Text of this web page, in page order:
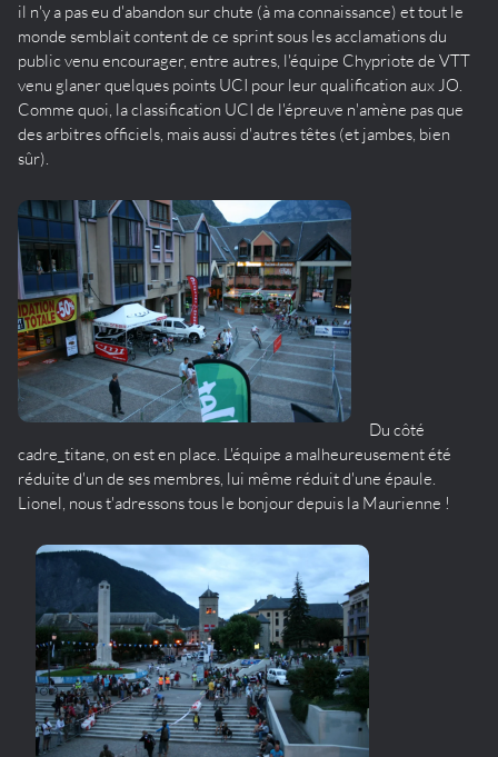
il n'y a pas eu d'abandon sur chute (à ma connaissance) et tout le
monde semblait content de ce sprint sous les acclamations du
public venu encourager, entre autres, l'équipe Chypriote de VTT
venu glaner quelques points UCI pour leur qualification aux JO.
Comme quoi, la classification UCI de l'épreuve n'amène pas que
des arbitres officiels, mais aussi d'autres têtes (et jambes, bien
sûr).
Du côté
cadre_titane, on est en place. L'équipe a malheureusement été
réduite d'un de ses membres, lui même réduit d'une épaule.
Lionel, nous t'adressons tous le bonjour depuis la Maurienne !